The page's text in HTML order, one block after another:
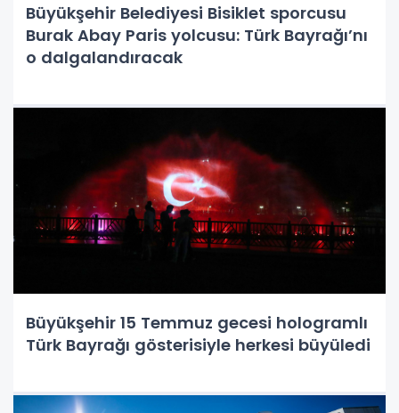
Büyükşehir Belediyesi Bisiklet sporcusu
Burak Abay Paris yolcusu: Türk Bayrağı’nı
o dalgalandıracak
Büyükşehir 15 Temmuz gecesi hologramlı
Türk Bayrağı gösterisiyle herkesi büyüledi